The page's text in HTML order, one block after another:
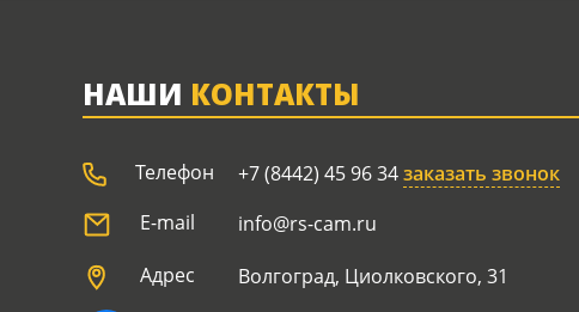
НАШИ КОНТАКТЫ
Телефон +7 (8442) 45 96 34заказать звонок
E-mail
info@rs-cam.ru
Адрес
Волгоград, Циолковского, 31